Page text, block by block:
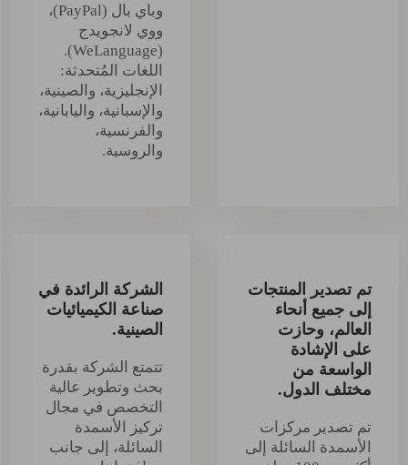
وباي بال (PayPal)،
ووي لانجويدج
(WeLanguage).
اللغات المُتحدثة:
الإنجليزية، والصينية،
والإسبانية، واليابانية،
والفرنسية،
والروسية.
تم تصدير المنتجات
إلى جميع أنحاء
العالم، وحازت
على الإشادة
الواسعة من
مختلف الدول.
تم تصدير مركزات
الأسمدة السائلة إلى
الشركة الرائدة في
صناعة الكيميائيات
الصينية.
تتمتع الشركة بقدرة
بحث وتطوير عالية
التخصص في مجال
تركيز الأسمدة
السائلة، إلى جانب